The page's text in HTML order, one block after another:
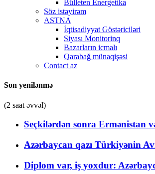
Bülleten Energetika
Söz istəyirəm
ASTNA
İqtisadiyyat Göstəriciləri
Siyası Monitorinq
Bazarların icmalı
Qarabağ münaqişəsi
Contact az
Son yenilənmə
(2 saat əvvəl)
Seçkilərdən sonra Ermənistan
Azərbaycan qazı Türkiyənin
Diplom var, iş yoxdur: